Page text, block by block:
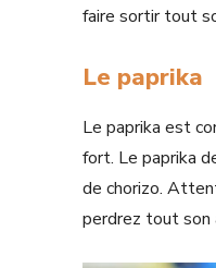
faire sortir tout
Le paprika
Le paprika est
fort. Le paprika
de chorizo.
perdrez tout son